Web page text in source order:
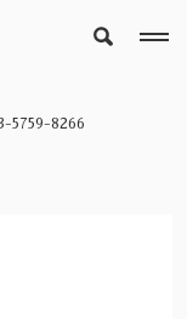
5759-8266